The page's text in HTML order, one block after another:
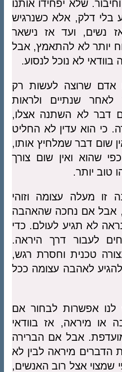
שלא יפחידו אותנו
בלי דלק, אלא כשנרגיש
נשים, ועד אז נישאר
יותר לא להתאמץ, אבל
לא נוכל לנסוע.
אדם שרוצה לעשות רק
לאחר שנתיים ולראות
דבר לא השתנה אצלו,
כי הוא עדין לא החליט
שום דבר שמלחיץ אותו,
שהוא ואין שום צורך
טוב יותר.
מעלה עצומה וזוהי
אבל אם נחכה שהאהבה
לא תגיע לעולם. כדי
לעבור דרך היראה.
טכנית וחסרת רגש,
לאהבה עצומה ככל
אפשרות לבחור אם
או מיראה, אז בוודאי
אבל אם הברירה
הדברים מיראה לבין לא
אצל רוב האנשים,